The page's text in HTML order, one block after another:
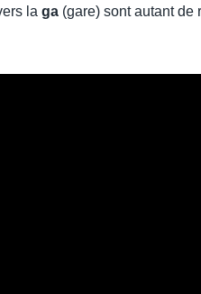
la ga (gare) sont autant de